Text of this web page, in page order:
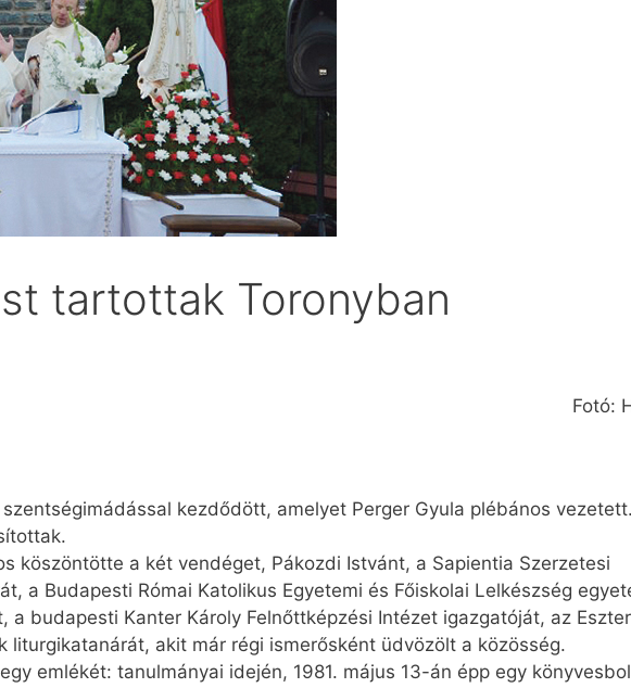
tartottak Toronyban
Fotó:
kezdődött, amelyet ­Perger Gyula plébános
köszöntötte a két vendéget, Pákozdi Istvánt, a Sapientia Szerzetesi
a Budapesti Római Katolikus Egyetemi és Főiskolai Lelkészség
a budapesti Kanter Károly Felnőttképzési Intézet igazgatóját, az
liturgikatanárát, akit már régi ismerősként üdvözölt a közösség.
emlékét: tanulmányai idején, 1981. május 13-án épp egy